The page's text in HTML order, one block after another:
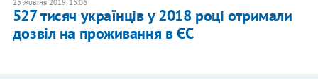
25 жовтня 2019, 15:06
527 тисяч українців у 2018 році отримали
дозвіл на проживання в ЄС